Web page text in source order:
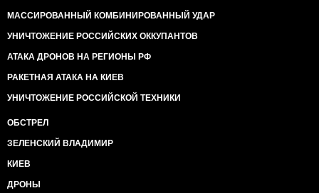
МАССИРОВАННЫЙ КОМБИНИРОВАННЫЙ УДАР
УНИЧТОЖЕНИЕ РОССИЙСКИХ ОККУПАНТОВ
АТАКА ДРОНОВ НА РЕГИОНЫ РФ
РАКЕТНАЯ АТАКА НА КИЕВ
УНИЧТОЖЕНИЕ РОССИЙСКОЙ ТЕХНИКИ
ОБСТРЕЛ
ЗЕЛЕНСКИЙ ВЛАДИМИР
КИЕВ
ДРОНЫ